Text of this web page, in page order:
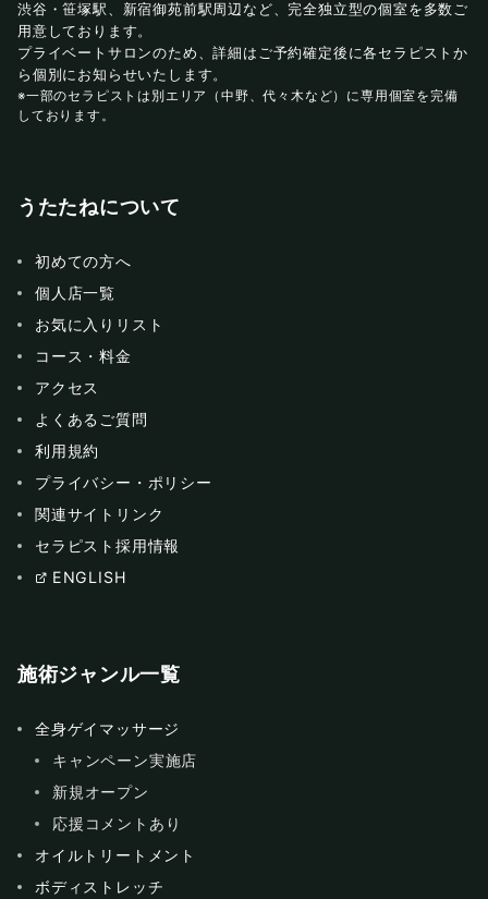
渋谷・笹塚駅、新宿御苑前駅周辺など、完全独立型の個室を多数ご
用意しております。
プライベートサロンのため、詳細はご予約確定後に各セラピストか
ら個別にお知らせいたします。
※一部のセラピストは別エリア（中野、代々木など）に専用個室を完備
しております。
うたたねについて
初めての方へ
個人店一覧
お気に入りリスト
コース・料金
アクセス
よくあるご質問
利用規約
プライバシー・ポリシー
関連サイトリンク
セラピスト採用情報
ENGLISH
施術ジャンル一覧
全身ゲイマッサージ
キャンペーン実施店
新規オープン
応援コメントあり
オイルトリートメント
ボディストレッチ